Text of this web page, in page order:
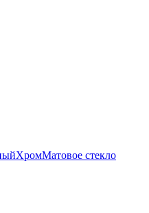
ХромМатовое стекло